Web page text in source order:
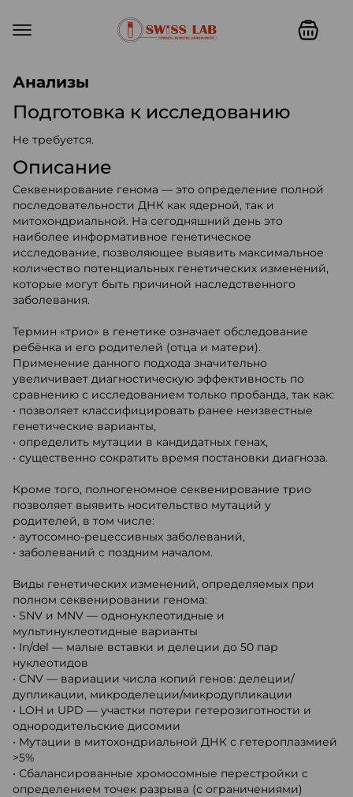
Анализы
Подготовка к исследованию
Не требуется.
Описание
Секвенирование генома — это определение полной
последовательности ДНК как ядерной, так и
митохондриальной. На сегодняшний день это
наиболее информативное генетическое
исследование, позволяющее выявить максимальное
количество потенциальных генетических изменений,
которые могут быть причиной наследственного
заболевания.
Термин «трио» в генетике означает обследование
ребёнка и его родителей (отца и матери).
Применение данного подхода значительно
увеличивает диагностическую эффективность по
сравнению с исследованием только пробанда, так как:
• позволяет классифицировать ранее неизвестные
генетические варианты,
• определить мутации в кандидатных генах,
• существенно сократить время постановки диагноза.
Кроме того, полногеномное секвенирование трио
позволяет выявить носительство мутаций у
родителей, в том числе:
• аутосомно-рецессивных заболеваний,
• заболеваний с поздним началом.
Виды генетических изменений, определяемых при
полном секвенировании генома:
• SNV и MNV — однонуклеотидные и
мультинуклеотидные варианты
• In/del — малые вставки и делеции до 50 пар
нуклеотидов
• CNV — вариации числа копий генов: делеции/
дупликации, микроделеции/микродупликации
• LOH и UPD — участки потери гетерозиготности и
однородительские дисомии
• Мутации в митохондриальной ДНК с гетероплазмией
>5%
• Сбалансированные хромосомные перестройки с
определением точек разрыва (с ограничениями)